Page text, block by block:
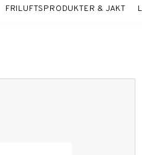
FRILUFTSPRODUKTER & JAKT